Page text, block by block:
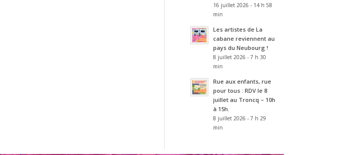
16 juillet 2026 - 14 h 58
min
Les artistes de La
cabane reviennent au
pays du Neubourg !
8 juillet 2026 - 7 h 30
min
Rue aux enfants, rue
pour tous : RDV le 8
juillet au Troncq – 10h
à 15h.
8 juillet 2026 - 7 h 29
min